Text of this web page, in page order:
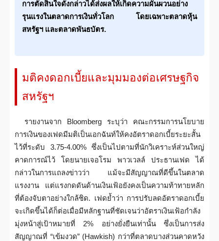
การตัดสินใจดังกล่าวได้ส่งผลให้เกิดความผันผวนอย่าง
รุนแรงในตลาดการเงินทั่วโลก โดยเฉพาะตลาดหุ้น
สหรัฐฯ และตลาดพันธบัตร.
มติคงดอกเบี้ยและมุมมองต่อเศรษฐกิจ
สหรัฐฯ
รายงานจาก Bloomberg ระบุว่า คณะกรรมการนโยบาย
การเงินของเฟดมีมติเป็นเอกฉันท์ให้คงอัตราดอกเบี้ยระยะสั้น
ไว้ที่ระดับ 3.75-4.00% ซึ่งเป็นไปตามที่นักวิเคราะห์ส่วนใหญ่
คาดการณ์ไว้ โดยนายเจอโรม พาวเวลล์ ประธานเฟด ได้
กล่าวในการแถลงข่าวว่า แม้จะมีสัญญาณที่ดีขึ้นในตลาด
แรงงาน แต่แรงกดดันด้านเงินเฟ้อยังคงเป็นความท้าทายหลัก
ที่ต้องจับตาอย่างใกล้ชิด. เฟดย้ำว่า การปรับลดอัตราดอกเบี้ย
จะเกิดขึ้นได้ก็ต่อเมื่อมีหลักฐานที่ชัดเจนว่าอัตราเงินเฟ้อกำลัง
มุ่งหน้าสู่เป้าหมายที่ 2% อย่างยั่งยืนเท่านั้น ซึ่งเป็นการส่ง
สัญญาณที่ “เข้มงวด” (Hawkish) กว่าที่ตลาดบางส่วนคาดหวัง